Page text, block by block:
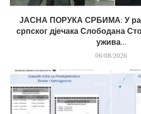
ЈАСНА ПОРУКА СРБИМА: У
српског дјечака Слободана
ужива...
06/08/2026